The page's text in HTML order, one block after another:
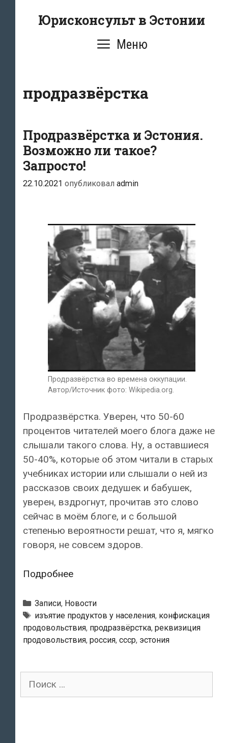
Юрисконсульт в Эстонии
Меню
продразвёрстка
Продразвёрстка и Эстония.
Возможно ли такое?
Запросто!
22.10.2021 опубликовал admin
Продразвёрстка во времена оккупации.
Автор/Источник фото: Wikipedia.org.
Продразвёрстка. Уверен, что 50-60
процентов читателей моего блога даже не
слышали такого слова. Ну, а оставшиеся
50-40%, которые об этом читали в старых
учебниках истории или слышали о ней из
рассказов своих дедушек и бабушек,
уверен, вздрогнут, прочитав это слово
сейчас в моём блоге, и с большой
степенью вероятности решат, что я, мягко
говоря, не совсем здоров.
ПодробнееПродразвёрстка
Эстония.
Возможно
ли
такое?
Рубрики
Записи, Новости
Тэги
изъятие продуктов у населения, конфискация
продовольствия, продразвёрстка, реквизиция
продовольствия, россия, ссср, эстония
Поиск